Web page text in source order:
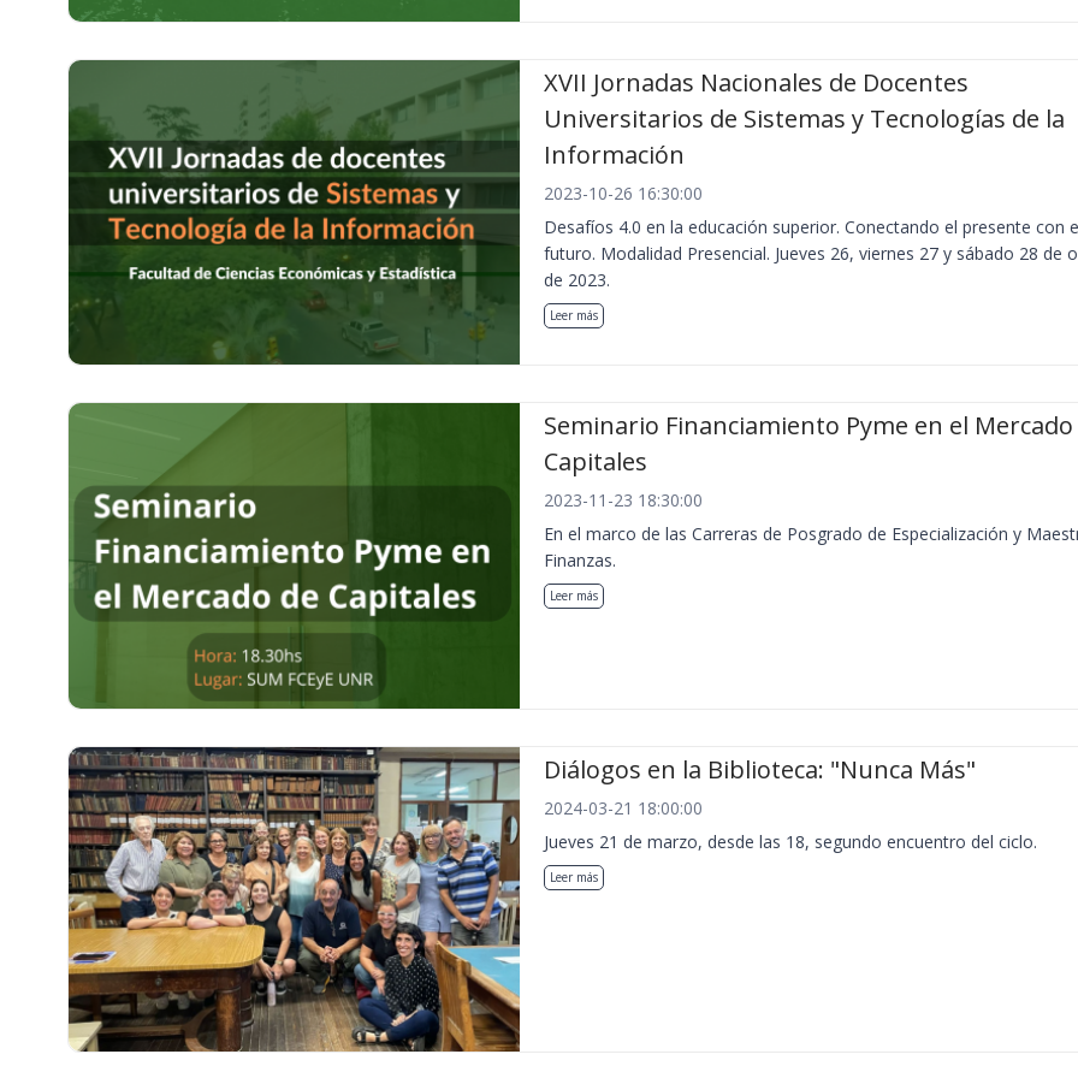
XVII Jornadas Nacionales de Docentes
Universitarios de Sistemas y Tecnologías de la
Información
2023-10-26 16:30:00
Desafíos 4.0 en la educación superior. Conectando el presente con
futuro. Modalidad Presencial. Jueves 26, viernes 27 y sábado 28 de
de 2023.
Leer más
Seminario Financiamiento Pyme en el Mercado
Capitales
2023-11-23 18:30:00
En el marco de las Carreras de Posgrado de Especialización y
Finanzas.
Leer más
Diálogos en la Biblioteca: "Nunca Más"
2024-03-21 18:00:00
Jueves 21 de marzo, desde las 18, segundo encuentro del ciclo.
Leer más